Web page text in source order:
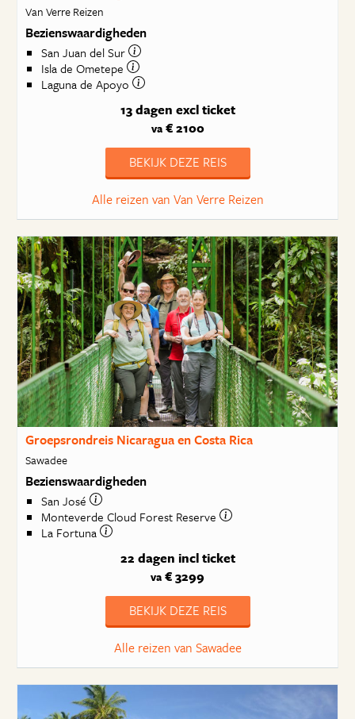
Van Verre Reizen
Bezienswaardigheden
San Juan del Sur
Isla de Ometepe
Laguna de Apoyo
13 dagen excl ticket
va€ 2100
BEKIJK DEZE REIS
Alle reizen van Van Verre Reizen
Groepsrondreis Nicaragua en Costa Rica
Sawadee
Bezienswaardigheden
San José
Monteverde Cloud Forest Reserve
La Fortuna
22 dagen incl ticket
va € 3299
BEKIJK DEZE REIS
Alle reizen van Sawadee